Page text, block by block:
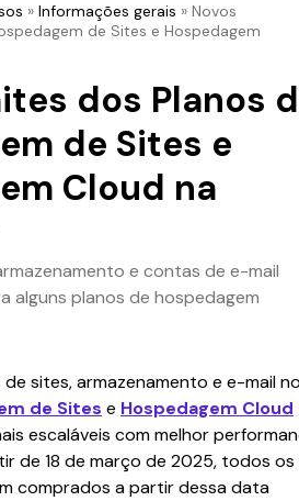
» Informações gerais » Novos
de Sites e Hospedagem
dos Planos
de Sites e
Cloud na
e contas de e-mail
alguns planos de hospedagem
de sites, armazenamento e e-mail
de Sites e Hospedagem Cloud
escaláveis com melhor
de 18 de março de 2025, todos os
comprados a partir dessa data